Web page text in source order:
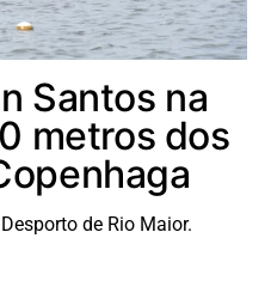
Santos na
metros dos
de Rio Maior.